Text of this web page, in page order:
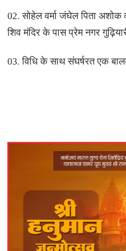
02. सोहेल वर्मा जंघेल पिता अशोक
शिव मंदिर के पास प्रेम नगर
03. विधि के साथ संघर्षरत एक